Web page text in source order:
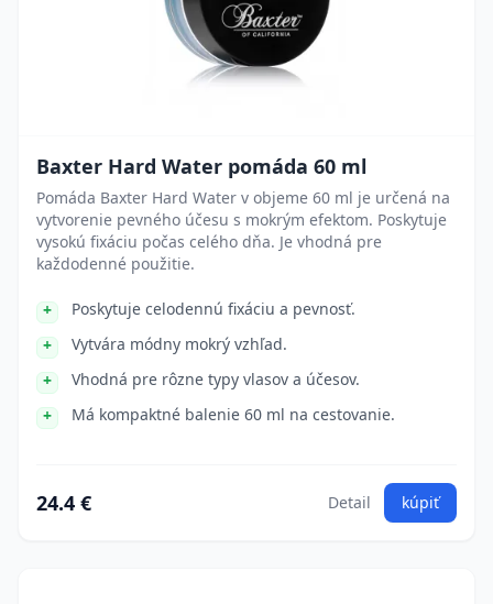
Baxter Hard Water pomáda 60 ml
Pomáda Baxter Hard Water v objeme 60 ml je určená na
vytvorenie pevného účesu s mokrým efektom. Poskytuje
vysokú fixáciu počas celého dňa. Je vhodná pre
každodenné použitie.
Poskytuje celodennú fixáciu a pevnosť.
Vytvára módny mokrý vzhľad.
Vhodná pre rôzne typy vlasov a účesov.
Má kompaktné balenie 60 ml na cestovanie.
24.4 € Detail kúpiť